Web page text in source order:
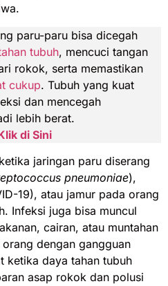
paru-paru bisa dicegah
tubuh, mencuci tangan
rokok, serta memastikan
cukup. Tubuh yang kuat
dan mencegah
lebih berat.
di Sini
jaringan paru diserang
pneumoniae),
19), atau jamur pada orang
Infeksi juga bisa muncul
cairan, atau muntahan
dengan gangguan
ketika daya tahan tubuh
asap rokok dan polusi